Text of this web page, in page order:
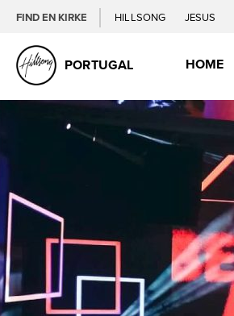
FIND EN KIRKE HILLSONG JESUS
PORTUGAL HOME